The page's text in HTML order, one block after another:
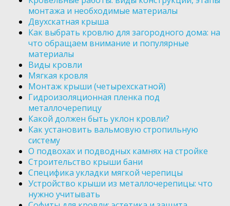
монтажа и необходимые материалы
Двухскатная крыша
Как выбрать кровлю для загородного дома: на
что обращаем внимание и популярные
материалы
Виды кровли
Мягкая кровля
Монтаж крыши (четырехскатной)
Гидроизоляционная пленка под
металлочерепицу
Какой должен быть уклон кровли?
Как установить вальмовую стропильную
систему
О подвохах и подводных камнях на стройке
Строительство крыши бани
Специфика укладки мягкой черепицы
Устройство крыши из металлочерепицы: что
нужно учитывать